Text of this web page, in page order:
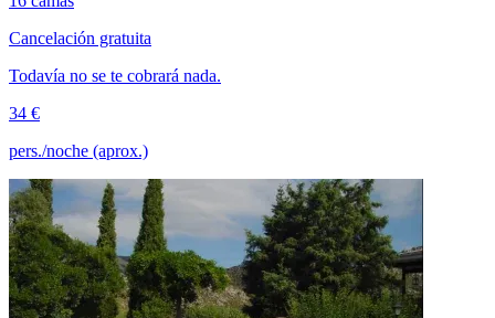
Cancelación gratuita
Todavía no se te cobrará nada.
34 €
pers./noche (aprox.)